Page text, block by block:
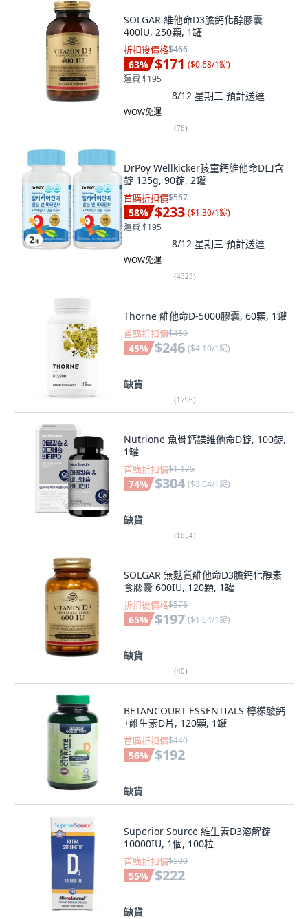
SOLGAR 維他命D3膽鈣化醇膠囊
400lU, 250顆, 1罐
折扣後價格$466
63% $171 ($0.68/1錠)
運費 $195
8/12 星期三 預計送達
WOW免運
(76)
DrPoy Wellkicker孩童鈣維他命D口含
錠 135g, 90錠, 2罐
首購折扣價$567
58% $233 ($1.30/1錠)
運費 $195
8/12 星期三 預計送達
WOW免運
(4323)
Thorne 維他命D-5000膠囊, 60顆, 1罐
首購折扣價$450
45% $246 ($4.10/1錠)
缺貨
(1796)
Nutrione 魚骨鈣鎂維他命D錠, 100錠,
1罐
首購折扣價$1,175
74% $304 ($3.04/1錠)
缺貨
(1854)
SOLGAR 無麩質維他命D3膽鈣化醇素
食膠囊 600IU, 120顆, 1罐
折扣後價格$576
65% $197 ($1.64/1錠)
缺貨
(40)
BETANCOURT ESSENTIALS 檸檬酸鈣
+維生素D片, 120顆, 1罐
首購折扣價$440
56% $192
缺貨
Superior Source 維生素D3溶解錠
10000IU, 1個, 100粒
首購折扣價$500
55% $222
缺貨